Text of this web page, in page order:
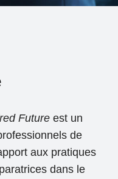
Future est un
de
aux pratiques
dans le